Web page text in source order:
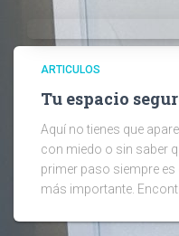
ARTICULOS
Tu espacio
Aquí no tienes que
con miedo o sin saber
primer paso siempre es
más importante.